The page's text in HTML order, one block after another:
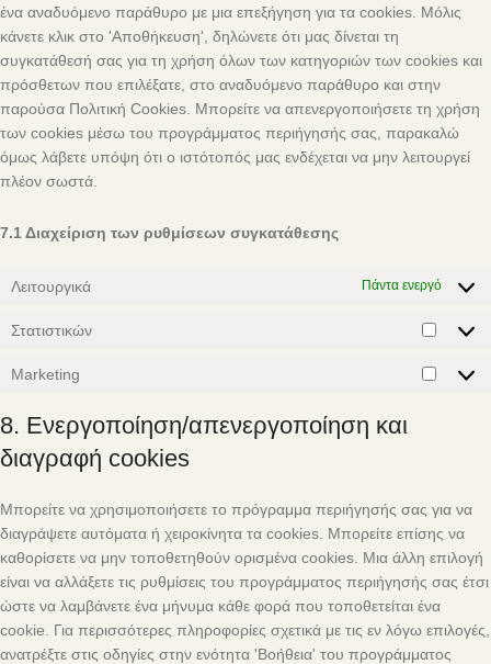
ένα αναδυόμενο παράθυρο με μια επεξήγηση για τα cookies. Μόλις
κάνετε κλικ στο 'Αποθήκευση', δηλώνετε ότι μας δίνεται τη
συγκατάθεσή σας για τη χρήση όλων των κατηγοριών των cookies και
πρόσθετων που επιλέξατε, στο αναδυόμενο παράθυρο και στην
παρούσα Πολιτική Cookies. Μπορείτε να απενεργοποιήσετε τη χρήση
των cookies μέσω του προγράμματος περιήγησής σας, παρακαλώ
όμως λάβετε υπόψη ότι ο ιστότοπός μας ενδέχεται να μην λειτουργεί
πλέον σωστά.
7.1 Διαχείριση των ρυθμίσεων συγκατάθεσης
Λειτουργικά Πάντα ενεργό
Στατιστικών
Marketing
8. Ενεργοποίηση/απενεργοποίηση και
διαγραφή cookies
Μπορείτε να χρησιμοποιήσετε το πρόγραμμα περιήγησής σας για να
διαγράψετε αυτόματα ή χειροκίνητα τα cookies. Μπορείτε επίσης να
καθορίσετε να μην τοποθετηθούν ορισμένα cookies. Μια άλλη επιλογή
είναι να αλλάξετε τις ρυθμίσεις του προγράμματος περιήγησής σας έτσι
ώστε να λαμβάνετε ένα μήνυμα κάθε φορά που τοποθετείται ένα
cookie. Για περισσότερες πληροφορίες σχετικά με τις εν λόγω επιλογές,
ανατρέξτε στις οδηγίες στην ενότητα 'Βοήθεια' του προγράμματος